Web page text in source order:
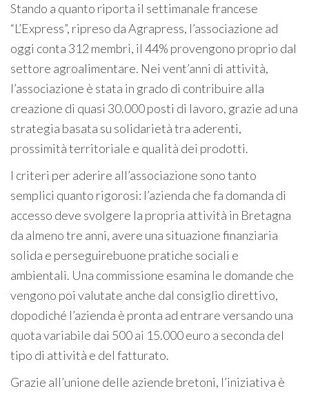
Stando a quanto riporta il settimanale francese
“L’Express”, ripreso da Agrapress, l’associazione ad
oggi conta 312 membri, il 44% provengono proprio dal
settore agroalimentare. Nei vent’anni di attività,
l’associazione è stata in grado di contribuire alla
creazione di quasi 30.000 posti di lavoro, grazie ad una
strategia basata su solidarietà tra aderenti,
prossimità territoriale e qualità dei prodotti.
I criteri per aderire all’associazione sono tanto
semplici quanto rigorosi: l’azienda che fa domanda di
accesso deve svolgere la propria attività in Bretagna
da almeno tre anni, avere una situazione finanziaria
solida e perseguirebuone pratiche sociali e
ambientali. Una commissione esamina le domande che
vengono poi valutate anche dal consiglio direttivo,
dopodiché l’azienda è pronta ad entrare versando una
quota variabile dai 500 ai 15.000 euro a seconda del
tipo di attività e del fatturato.
Grazie all’unione delle aziende bretoni, l’iniziativa è